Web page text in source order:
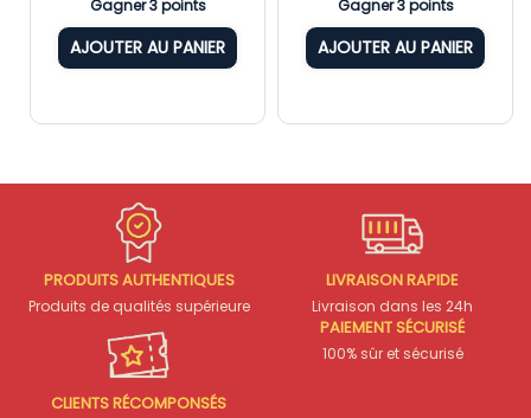
Gagner 3 points
AJOUTER AU PANIER
Gagner 3 points
AJOUTER AU PANIER
PRODUITS AUTHENTIQUES
Produits de qualités supérieure
LIVRAISON RAPIDE
Livraison dans les 24h
CLIENTS RÉCOMPONSÉS
PAIEMENT SÉCURISÉ
100% sûr et sécurisé